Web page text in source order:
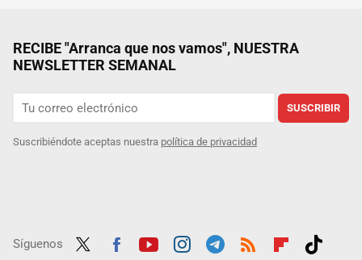
RECIBE "Arranca que nos vamos", NUESTRA
NEWSLETTER SEMANAL
SUSCRIBIR
Suscribiéndote aceptas nuestra política de privacidad
Síguenos